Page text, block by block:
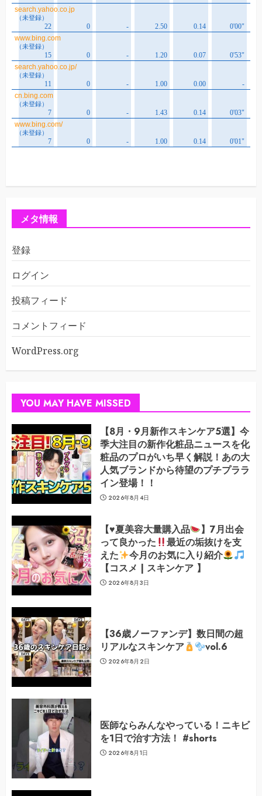
メタ情報
登録
ログイン
投稿フィード
コメントフィード
WordPress.org
YOU MAY HAVE MISSED
【8月・9月新作スキンケア5選】今
季大注目の新作化粧品ニュースを化
粧品のプロがいち早く解説！あの大
人気ブランドから待望のプチプララ
イン登場！！
2026年8月4日
【♥️夏美容大量購入品
】7月出会
って良かった
最近の垢抜けを支
えた
今月のお気に入り紹介
【コスメ | スキンケア 】
2026年8月3日
【36歳ノーファンデ】数日間の超
リアルなスキンケア
vol.6
2026年8月2日
医師ならみんなやっている！ニキビ
を1日で治す方法！ #shorts
2026年8月1日